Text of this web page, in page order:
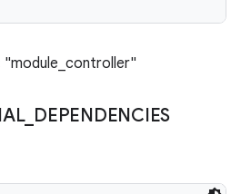
"module_controller"
_ DEPENDENCIES